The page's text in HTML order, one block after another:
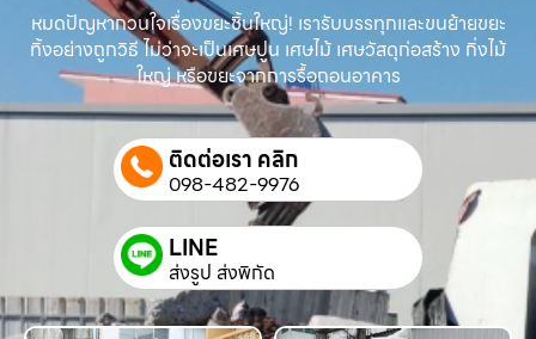
หมดปัญหากวนใจเรื่องขยะชิ้นใหญ่! เรารับบรรทุกและขนย้ายขยะ
ทิ้งอย่างถูกวิธี ไม่ว่าจะเป็นเศษปูน เศษไม้ เศษวัสดุก่อสร้าง กิ่งไม้
ใหญ่ หรือขยะจากการรื้อถอนอาคาร
ติดต่อเรา คลิก
098-482-9976
LINE
ส่งรูป ส่งพิกัด